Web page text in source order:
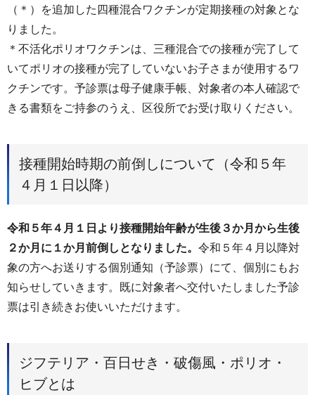
（＊）を追加した四種混合ワクチンが定期接種の対象とな
りました。
＊不活化ポリオワクチンは、三種混合での接種が完了して
いてポリオの接種が完了していないお子さまが使用するワ
クチンです。予診票は母子健康手帳、対象者の本人確認で
きる書類をご持参のうえ、区役所でお受け取りください。
接種開始時期の前倒しについて（令和５年
４月１日以降）
令和５年４月１日より接種開始年齢が生後３か月から生後
２か月に１か月前倒しとなりました。 令和５年４月以降対
象の方へお送りする個別通知（予診票）にて、個別にもお
知らせしていきます。既に対象者へ交付いたしました予診
票は引き続きお使いいただけます。
ジフテリア・百日せき・破傷風・ポリオ・
ヒブとは